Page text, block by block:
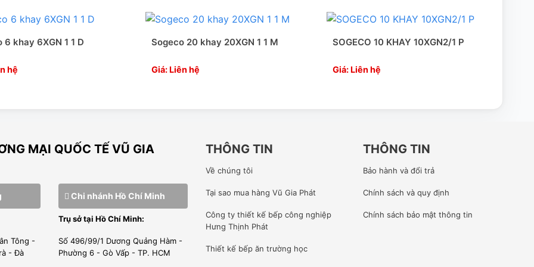
thức nấu ăn của riêng họ, họ đòi hỏi nhiệt độ bánh được
Vì vậy rất nhiều đầu bếp nổi tiếng thích dùng lò nướng
hành thông qua sự hoạt đông của quạt
sức chịu đựng cao.
6 khay 6XGN 1 1 D
hệ
Sogeco 20 khay 20XGN 1 1 M
Giá: Liên hệ
SOGECO 10 KHAY 10XGN2/1 P
Giá: Liên hệ
MẠI QUỐC TẾ VŨ GIA
Tông -
- Đà
Chi nhánh Hồ Chí Minh
Trụ sở tại Hồ Chí Minh:
Số 496/99/1 Dương Quảng Hàm -
Phường 6 - Gò Vấp - TP. HCM
THÔNG TIN
Về chúng tôi
Tại sao mua hàng Vũ Gia Phát
Công ty thiết kế bếp công nghiệp
Hưng Thịnh Phát
Thiết kế bếp ăn trường học
THÔNG TIN
Bảo hành và đổi trả
Chính sách và quy định
Chính sách bảo mật thông tin